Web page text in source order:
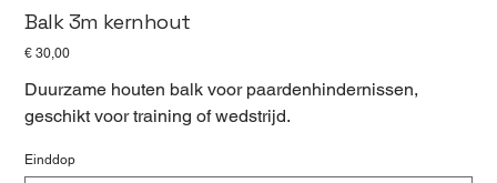
Balk 3m kernhout
Prijs
€ 30,00
Duurzame houten balk voor paardenhindernissen,
geschikt voor training of wedstrijd.
Einddop